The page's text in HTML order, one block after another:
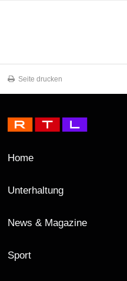
Seite drucken
Home
Unterhaltung
News & Magazine
Sport